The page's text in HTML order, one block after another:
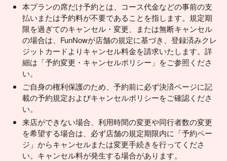
本プランの席だけ予約とは、コース代金などの事前の支
払いまたは予約料が不要であることを指します。規定期
限を過ぎてのキャンセル・変更、または無断キャンセル
の場合は、FunNowが店舗の規定に基づき、登録済みクレ
ジットカードよりキャンセル料金を請求いたします。詳
細は「予約変更・キャンセルポリシー」をご参照くださ
い。
ご自身の権利保護のため、予約前に必ず決済ページに記
載の予約規定およびキャンセルポリシーをご確認くださ
い。
来店ができない場合、利用時間の変更や同行者数の変更
を希望する場合は、必ず店舗の規定期限内に「予約ペー
ジ」からキャンセルまたは変更手続きを行ってくださ
い。キャンセル料が発生する場合があります。